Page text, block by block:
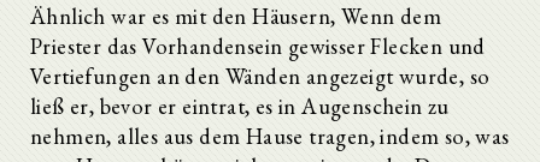
Ähnlich war es mit den Häusern, Wenn dem
Priester das Vorhandensein gewisser Flecken und
Vertiefungen an den Wänden angezeigt wurde, so
ließ er, bevor er eintrat, es in Augenschein zu
nehmen, alles aus dem Hause tragen, indem so, was